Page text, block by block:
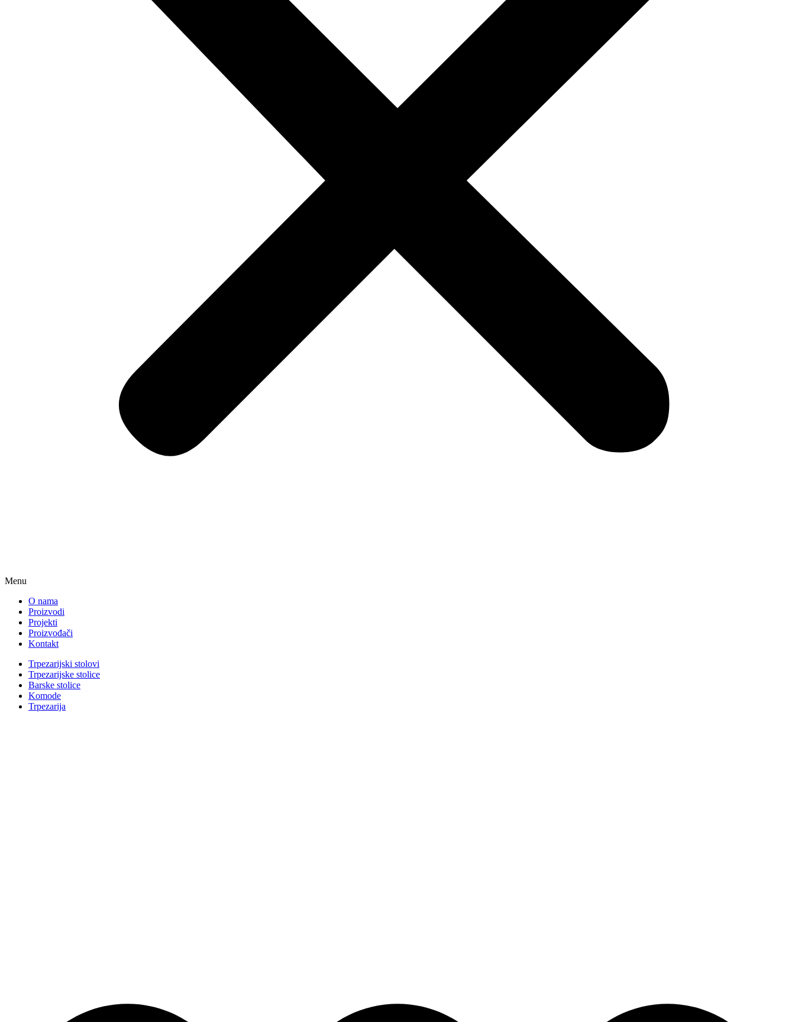
Menu
O nama
Proizvodi
Projekti
Proizvođači
Kontakt
Trpezarijski stolovi
Trpezarijske stolice
Barske stolice
Komode
Trpezarija